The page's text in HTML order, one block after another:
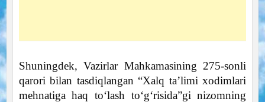
Shuningdek, Vazirlar Mahkamasining 275-sonli
qarori bilan tasdiqlangan “Xalq ta’limi xodimlari
mehnatiga haq to‘lash to‘g‘risida”gi nizomning